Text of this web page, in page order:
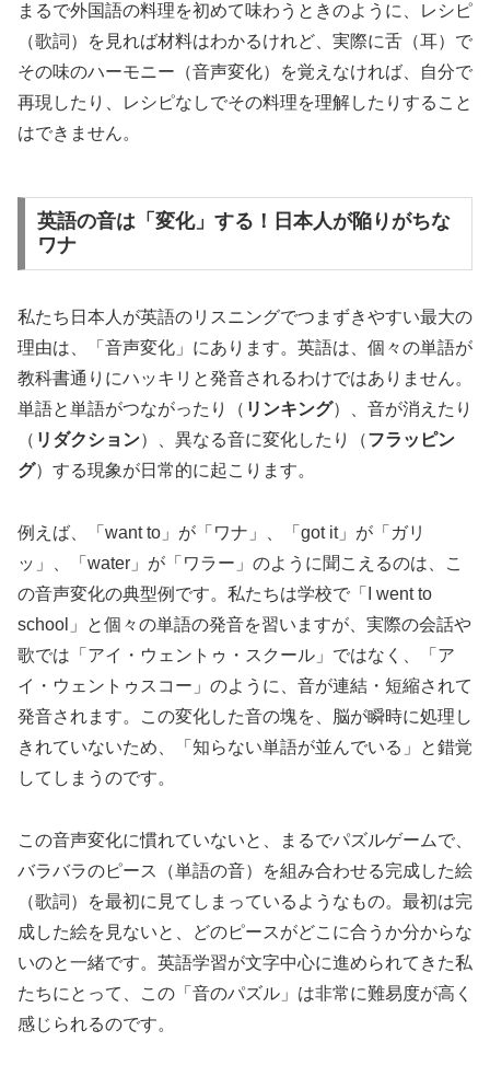
まるで外国語の料理を初めて味わうときのように、レシピ
（歌詞）を見れば材料はわかるけれど、実際に舌（耳）で
その味のハーモニー（音声変化）を覚えなければ、自分で
再現したり、レシピなしでその料理を理解したりすること
はできません。
英語の音は「変化」する！日本人が陥りがちな
ワナ
私たち日本人が英語のリスニングでつまずきやすい最大の
理由は、「音声変化」にあります。英語は、個々の単語が
教科書通りにハッキリと発音されるわけではありません。
単語と単語がつながったり（ リンキング）、音が消えたり
（ リダクション）、異なる音に変化したり（フラッピン
グ）する現象が日常的に起こります。
例えば、「want to」が「ワナ」、「got it」が「ガリ
ッ」、「water」が「ワラー」のように聞こえるのは、こ
の音声変化の典型例です。私たちは学校で「I went to
school」と個々の単語の発音を習いますが、実際の会話や
歌では「アイ・ウェントゥ・スクール」ではなく、「ア
イ・ウェントゥスコー」のように、音が連結・短縮されて
発音されます。この変化した音の塊を、脳が瞬時に処理し
きれていないため、「知らない単語が並んでいる」と錯覚
してしまうのです。
この音声変化に慣れていないと、まるでパズルゲームで、
バラバラのピース（単語の音）を組み合わせる完成した絵
（歌詞）を最初に見てしまっているようなもの。最初は完
成した絵を見ないと、どのピースがどこに合うか分からな
いのと一緒です。英語学習が文字中心に進められてきた私
たちにとって、この「音のパズル」は非常に難易度が高く
感じられるのです。